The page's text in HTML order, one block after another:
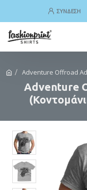
ΣΎΝΔΕΣΗ
Adventure Offroad
Adventure